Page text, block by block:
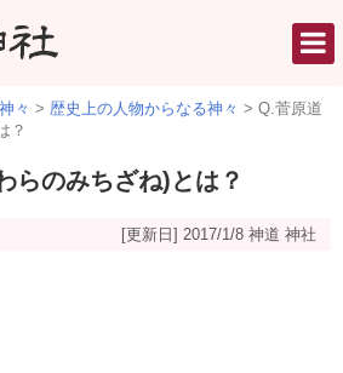
々 > 歴史上の人物からなる神々 > Q.菅原道
？
らのみちざね)とは？
[更新日] 2017/1/8 神道 神社